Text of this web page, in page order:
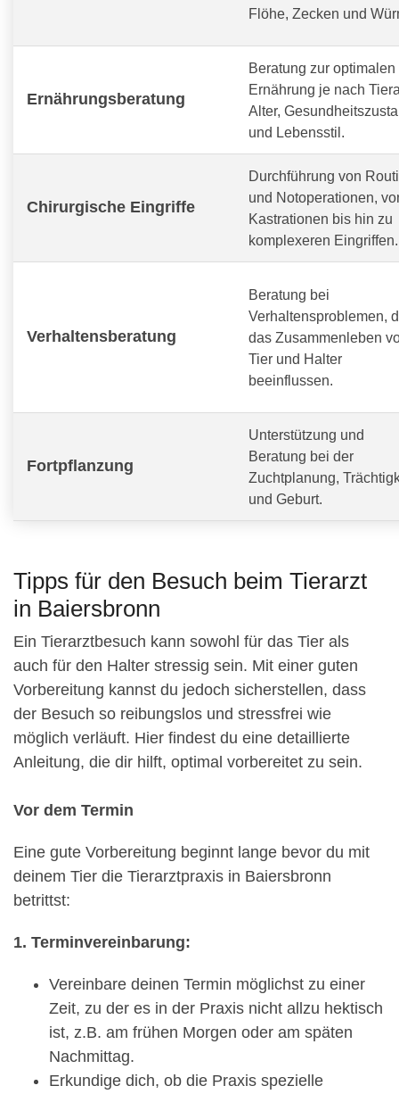
Flöhe, Zecken und
Ernährungsberatung
Beratung zur optimalen
Ernährung je nach
Alter,
und Lebensstil.
Chirurgische Eingriffe
Durchführung von
und Notoperationen,
Kastrationen bis hin zu
komplexeren Eingriffen.
Verhaltensberatung
Beratung bei
Verhaltensproblemen,
das Zusammenleben
Tier und Halter
beeinflussen.
Fortpflanzung
Unterstützung und
Beratung bei der
Zuchtplanung,
und Geburt.
Tipps für den Besuch beim Tierarzt
in Baiersbronn
Ein Tierarztbesuch kann sowohl für das Tier als
auch für den Halter stressig sein. Mit einer guten
Vorbereitung kannst du jedoch sicherstellen, dass
der Besuch so reibungslos und stressfrei wie
möglich verläuft. Hier findest du eine detaillierte
Anleitung, die dir hilft, optimal vorbereitet zu sein.
Vor dem Termin
Eine gute Vorbereitung beginnt lange bevor du mit
deinem Tier die Tierarztpraxis in Baiersbronn
betrittst:
1. Terminvereinbarung:
Vereinbare deinen Termin möglichst zu einer
Zeit, zu der es in der Praxis nicht allzu hektisch
ist, z.B. am frühen Morgen oder am späten
Nachmittag.
Erkundige dich, ob die Praxis spezielle